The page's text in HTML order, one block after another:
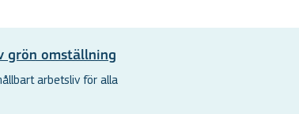
grön omställning
arbetsliv för alla